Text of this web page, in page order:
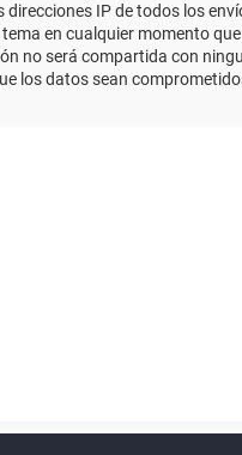
direcciones IP de todos los
en cualquier momento
no será compartida con
los datos sean